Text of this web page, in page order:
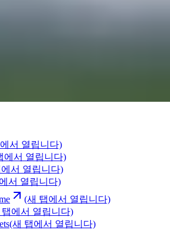
서 열립니다)
에서 열립니다)
서 열립니다)
서 열립니다)
(새 탭에서 열립니다)
탭에서 열립니다)
(새 탭에서 열립니다)